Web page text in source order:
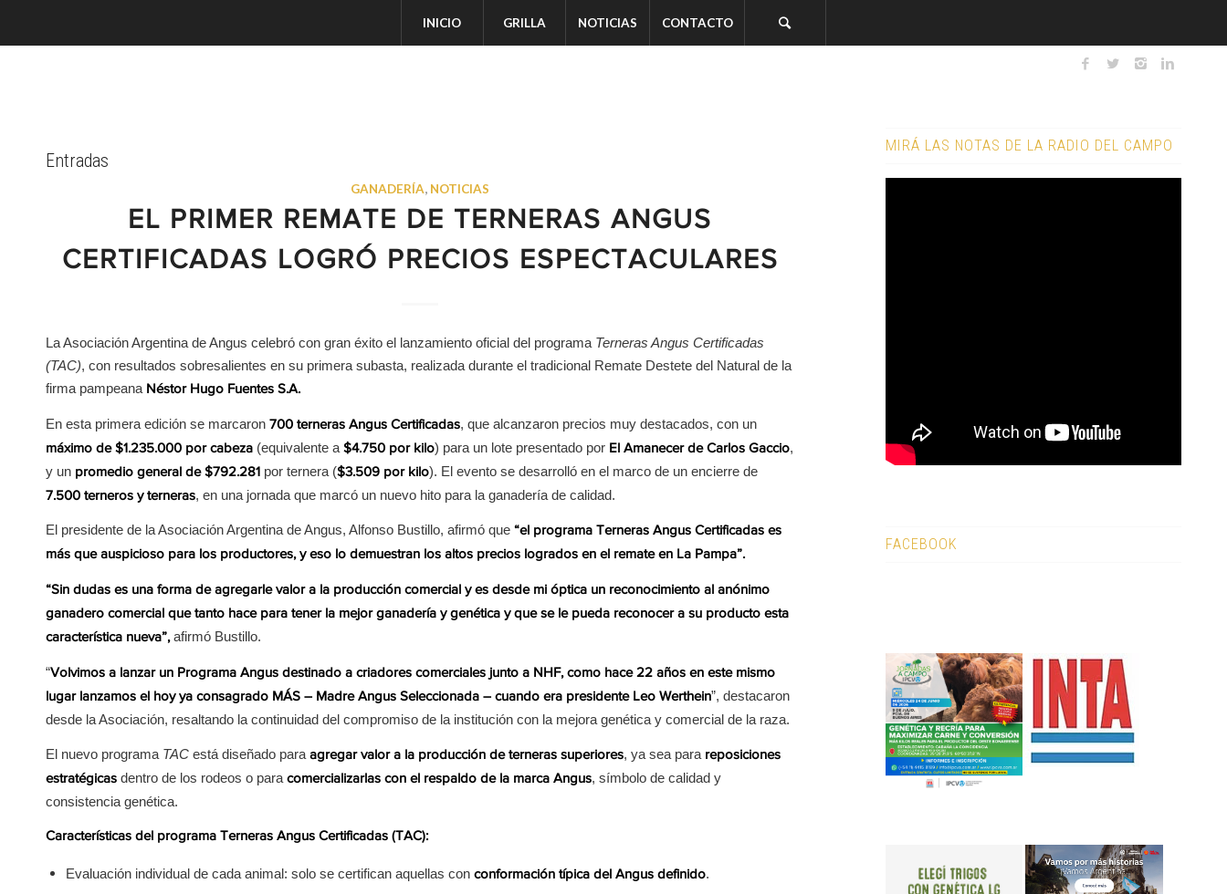
INICIO GRILLA NOTICIAS CONTACTO
Entradas
GANADERÍA, NOTICIAS
EL PRIMER REMATE DE TERNERAS ANGUS
CERTIFICADAS LOGRÓ PRECIOS ESPECTACULARES
La Asociación Argentina de Angus celebró con gran éxito el lanzamiento oficial del programa Terneras Angus Certificadas
(TAC), con resultados sobresalientes en su primera subasta, realizada durante el tradicional Remate Destete del Natural de la
firma pampeana Néstor Hugo Fuentes S.A.
En esta primera edición se marcaron 700 terneras Angus Certificadas, que alcanzaron precios muy destacados, con un
máximo de $1.235.000 por cabeza (equivalente a $4.750 por kilo) para un lote presentado por El Amanecer de Carlos Gaccio,
y un promedio general de $792.281 por ternera ($3.509 por kilo). El evento se desarrolló en el marco de un encierre de
7.500 terneros y terneras, en una jornada que marcó un nuevo hito para la ganadería de calidad.
El presidente de la Asociación Argentina de Angus, Alfonso Bustillo, afirmó que “el programa Terneras Angus Certificadas es
más que auspicioso para los productores, y eso lo demuestran los altos precios logrados en el remate en La Pampa”.
“Sin dudas es una forma de agregarle valor a la producción comercial y es desde mi óptica un reconocimiento al anónimo
ganadero comercial que tanto hace para tener la mejor ganadería y genética y que se le pueda reconocer a su producto esta
característica nueva”, afirmó Bustillo.
“Volvimos a lanzar un Programa Angus destinado a criadores comerciales junto a NHF, como hace 22 años en este mismo
lugar lanzamos el hoy ya consagrado MÁS – Madre Angus Seleccionada – cuando era presidente Leo Werthein”, destacaron
desde la Asociación, resaltando la continuidad del compromiso de la institución con la mejora genética y comercial de la raza.
El nuevo programa TAC está diseñado para agregar valor a la producción de terneras superiores, ya sea para reposiciones
estratégicas dentro de los rodeos o para comercializarlas con el respaldo de la marca Angus, símbolo de calidad y
consistencia genética.
Características del programa Terneras Angus Certificadas (TAC):
Evaluación individual de cada animal: solo se certifican aquellas con conformación típica del Angus definido.
MIRÁ LAS NOTAS DE LA RADIO DEL CAMPO
FACEBOOK